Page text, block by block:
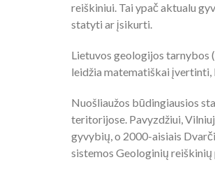
reiškiniui. Tai ypač aktualu
statyti ar įsikurti.
Lietuvos geologijos tarnybos
leidžia matematiškai
Nuošliaužos būdingiausios
teritorijose. Pavyzdžiui,
gyvybių, o 2000-aisiais
sistemos Geologinių